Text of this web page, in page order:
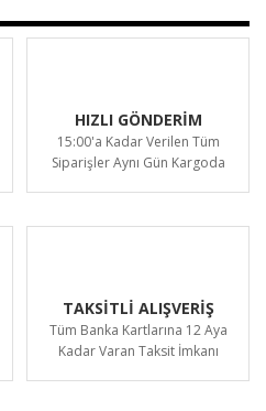
HIZLI GÖNDERİM
15:00'a Kadar Verilen Tüm
Siparişler Aynı Gün Kargoda
TAKSİTLİ ALIŞVERİŞ
Tüm Banka Kartlarına 12 Aya
Kadar Varan Taksit İmkanı